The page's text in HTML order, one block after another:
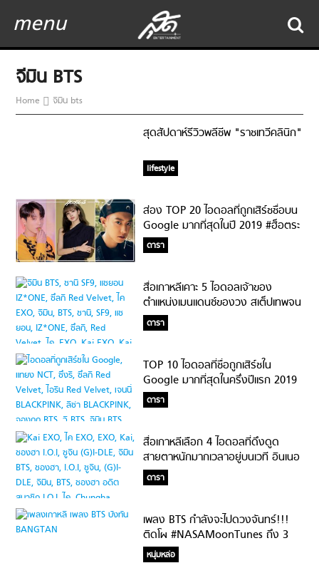
menu
จีมิน BTS
Home จีมิน bts
สุดสัปดาห์รีวิวพลีชีพ "ราชเทวีคลินิก"
lifestyle
ส่อง TOP 20 ไอดอลที่ถูกเสิร์ชชื่อบน
Google มากที่สุดในปี 2019 #ฮ็อตระ
ดับWorldwide
ดารา
สื่อเกาหลีเคาะ 5 ไอดอลเจ้าของ
ตำแหน่งเมนแดนซ์ของวง สเต็ปเทพจน
เป็นที่ยอมรับ
ดารา
TOP 10 ไอดอลที่ชื่อถูกเสิร์ชใน
Google มากที่สุดในครึ่งปีแรก 2019
ฮ็อตระดับ Worldwide ที่แท้ทรู!!!
ดารา
สื่อเกาหลีเลือก 4 ไอดอลที่ดึงดูด
สายตาหนักมากเวลาอยู่บนเวที อินเนอ
ร์ต้องให้!
ดารา
เพลง BTS กำลังจะไปดวงจันทร์!!!
ติดโผ #NASAMoonTunes ถึง 3
เพลง
หนุ่มหล่อ